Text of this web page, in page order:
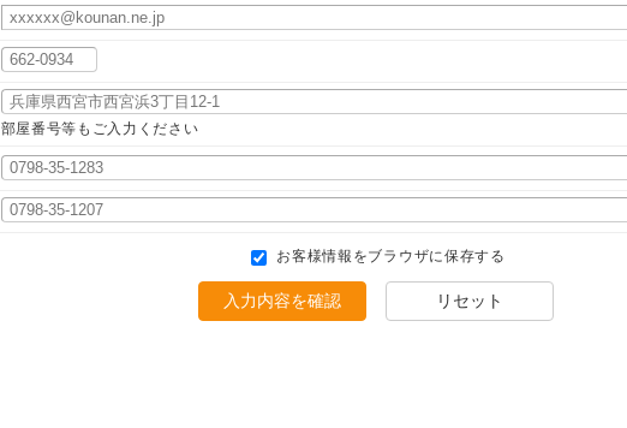
部屋番号等もご入力ください
お客様情報をブラウザに保存する
入力内容を確認 リセット